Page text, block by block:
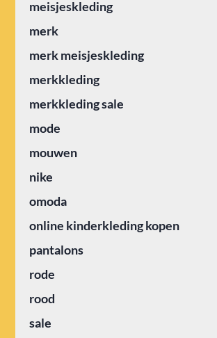
meisjeskleding
merk
merk meisjeskleding
merkkleding
merkkleding sale
mode
mouwen
nike
omoda
online kinderkleding kopen
pantalons
rode
rood
sale